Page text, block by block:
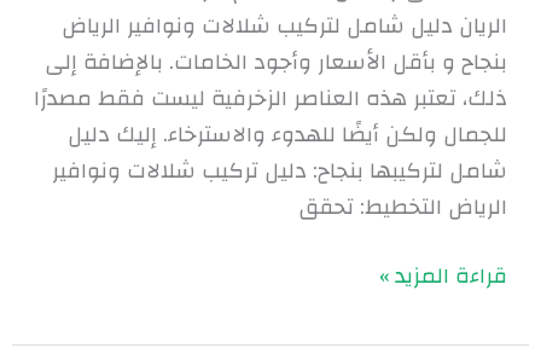
الريان دليل شامل لتركيب شلالات ونوافير الرياض
بنجاح و بأقل الأسعار وأجود الخامات. بالإضافة إلى
ذلك، تعتبر هذه العناصر الزخرفية ليست فقط مصدرًا
للجمال ولكن أيضًا للهدوء والاسترخاء. إليك دليل
شامل لتركيبها بنجاح: دليل تركيب شلالات ونوافير
الرياض التخطيط: تحقق
قراءة المزيد »